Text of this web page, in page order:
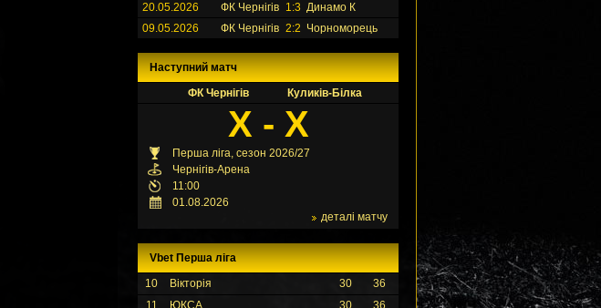
20.05.2026
ФК Чернігів 1:3 Динамо К
09.05.2026
ФК Чернігів 2:2 Чорноморець
Наступний матч
ФК Чернігів
Куликів-Білка
X - X
Перша ліга, сезон 2026/27
Чернігів-Арена
11:00
01.08.2026
деталі матчу
Vbet Перша ліга
10
Вікторія 30
36
11
ЮКСА 30 36